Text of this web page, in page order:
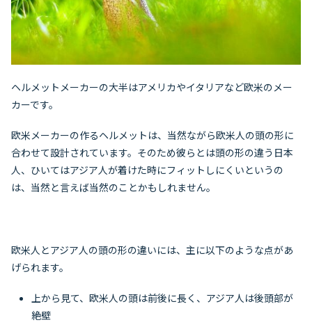
ヘルメットメーカーの大半はアメリカやイタリアなど欧米のメー
カーです。
欧米メーカーの作るヘルメットは、当然ながら欧米人の頭の形に
合わせて設計されています。そのため彼らとは頭の形の違う日本
人、ひいてはアジア人が着けた時にフィットしにくいというの
は、当然と言えば当然のことかもしれません。
欧米人とアジア人の頭の形の違いには、主に以下のような点があ
げられます。
上から見て、欧米人の頭は前後に長く、アジア人は後頭部が
絶壁